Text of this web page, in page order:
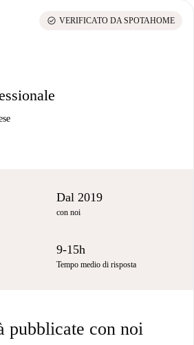
check_circle VERIFICATO DA SPOTAHOME
Dal 2019
con noi
9-15h
Tempo medio di risposta
pubblicate con noi